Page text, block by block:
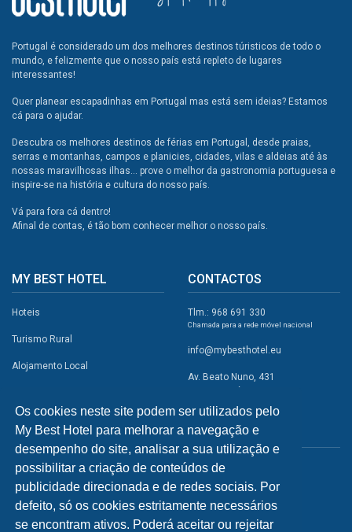
Os cookies neste site podem ser utilizados pelo
My Best Hotel para melhorar a navegação e
desempenho do site, analisar a sua utilização e
possibilitar a criação de conteúdos de
publicidade direcionada e de redes sociais. Por
defeito, só os cookies estritamente necessários
se encontram ativos. Poderá aceitar ou rejeitar
Portugal é considerado um dos melhores destinos túristicos de todo o
mundo, e felizmente que o nosso país está repleto de lugares
interessantes!
Quer planear escapadinhas em Portugal mas está sem ideias? Estamos
cá para o ajudar.
Descubra os melhores destinos de férias em Portugal, desde praias,
serras e montanhas, campos e planicies, cidades, vilas e aldeias até às
nossas maravilhosas ilhas... prove o melhor da gastronomia portuguesa e
inspire-se na história e cultura do nosso país.
Vá para fora cá dentro!
Afinal de contas, é tão bom conhecer melhor o nosso país.
MY BEST HOTEL
Hoteis
Turismo Rural
Alojamento Local
Atividades
Restaurantes
A Visitar
CONTACTOS
Tlm.: 968 691 330
Chamada para a rede móvel nacional
info@mybesthotel.eu
Av. Beato Nuno, 431
REDES SOCIAIS